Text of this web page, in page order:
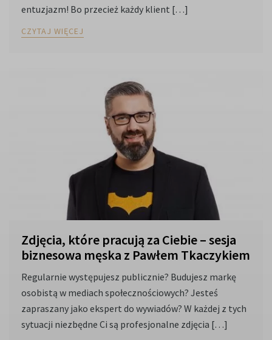
entuzjazm! Bo przecież każdy klient […]
CZYTAJ WIĘCEJ
Zdjęcia, które pracują za Ciebie – sesja
biznesowa męska z Pawłem Tkaczykiem
Regularnie występujesz publicznie? Budujesz markę
osobistą w mediach społecznościowych? Jesteś
zapraszany jako ekspert do wywiadów? W każdej z tych
sytuacji niezbędne Ci są profesjonalne zdjęcia […]